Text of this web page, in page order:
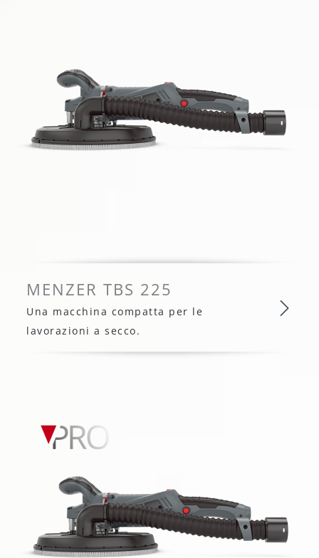
MENZER TBS 225
Una macchina compatta per le
lavorazioni a secco.